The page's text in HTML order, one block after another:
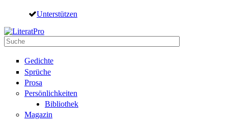
Direkt zum Inhalt
Unterstützen
Suche
Gedichte
Sprüche
Prosa
Persönlichkeiten
Bibliothek
Magazin